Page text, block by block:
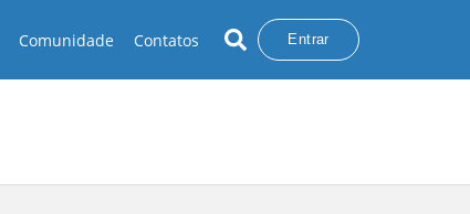
Comunidade Contatos Entrar